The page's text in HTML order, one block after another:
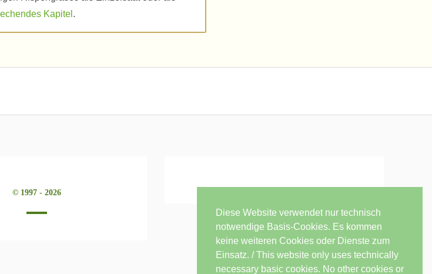
Kapitel .
© 1997 - 2026
Diese Website verwendet nur technisch
notwendige Basis-Cookies. Es kommen
keine weiteren Cookies oder Dienste zum
Einsatz. / This website only uses technically
necessary basic cookies. No other cookies or